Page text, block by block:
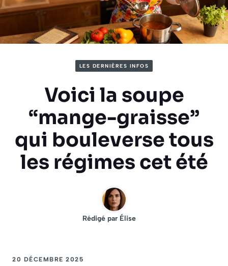
LES DERNIÈRES INFOS
Voici la soupe
“mange-graisse”
qui bouleverse tous
les régimes cet été
Rédigé par Élise
20 DÉCEMBRE 2025